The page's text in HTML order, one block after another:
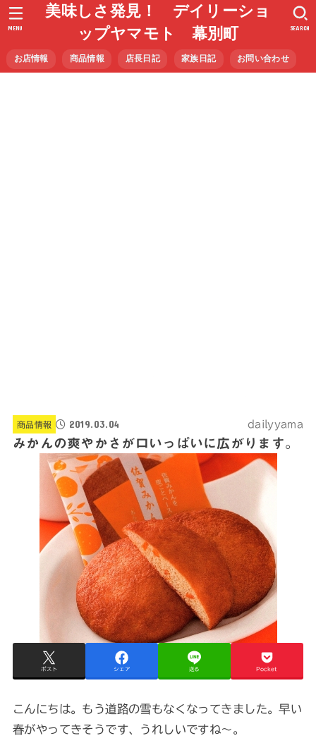
美味しさ発見！ デイリーショ
ップヤマモト 幕別町
お店情報 商品情報 店長日記 家族日記 お問い合わせ
SEARCH
MENU
商品情報 2019.03.04 dailyyama
みかんの爽やかさが口いっぱいに広がります。
ポスト シェア 送る Pocket
こんにちは。もう道路の雪もなくなってきました。早い
春がやってきそうです、うれしいですね～。